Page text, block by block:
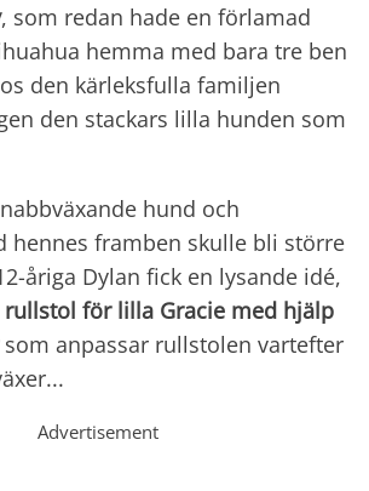
, som redan hade en förlamad
hemma med bara tre ben
den kärleksfulla familjen
den stackars lilla hunden som
hund och
hennes framben skulle bli större
åriga Dylan fick en lysande idé,
rullstol för lilla Gracie med hjälp
som anpassar rullstolen vartefter
Advertisement